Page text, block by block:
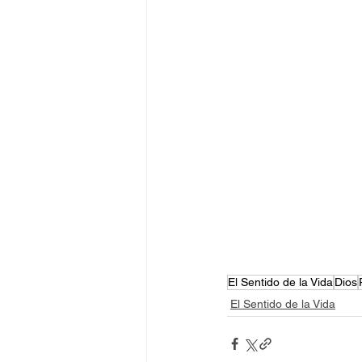
El Sentido de la VidaDios
El Sentido de la Vida